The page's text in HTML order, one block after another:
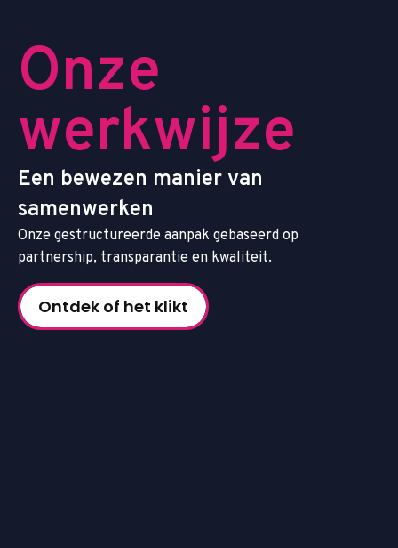
Onze
werkwijze
Een bewezen manier van
samenwerken
Onze gestructureerde aanpak gebaseerd op
partnership, transparantie en kwaliteit.
Ontdek of het klikt